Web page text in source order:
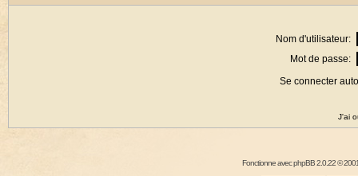
Nom d'utilisateur:
Mot de passe:
Se connecter
J'ai
Fonctionne avecphpBB2.0.22 ©